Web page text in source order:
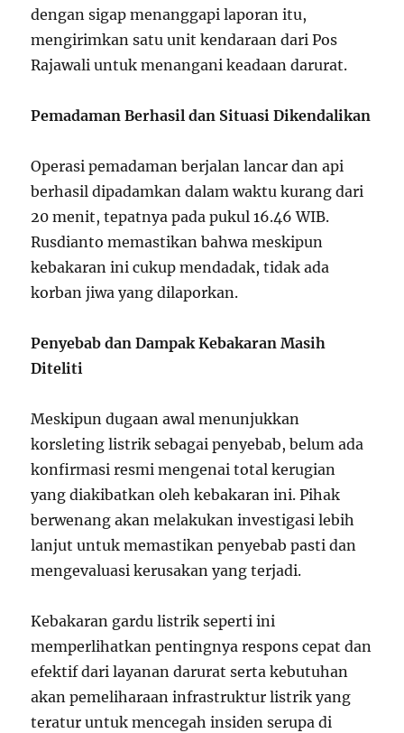
dengan sigap menanggapi laporan itu,
mengirimkan satu unit kendaraan dari Pos
Rajawali untuk menangani keadaan darurat.
Pemadaman Berhasil dan Situasi Dikendalikan
Operasi pemadaman berjalan lancar dan api
berhasil dipadamkan dalam waktu kurang dari
20 menit, tepatnya pada pukul 16.46 WIB.
Rusdianto memastikan bahwa meskipun
kebakaran ini cukup mendadak, tidak ada
korban jiwa yang dilaporkan.
Penyebab dan Dampak Kebakaran Masih
Diteliti
Meskipun dugaan awal menunjukkan
korsleting listrik sebagai penyebab, belum ada
konfirmasi resmi mengenai total kerugian
yang diakibatkan oleh kebakaran ini. Pihak
berwenang akan melakukan investigasi lebih
lanjut untuk memastikan penyebab pasti dan
mengevaluasi kerusakan yang terjadi.
Kebakaran gardu listrik seperti ini
memperlihatkan pentingnya respons cepat dan
efektif dari layanan darurat serta kebutuhan
akan pemeliharaan infrastruktur listrik yang
teratur untuk mencegah insiden serupa di